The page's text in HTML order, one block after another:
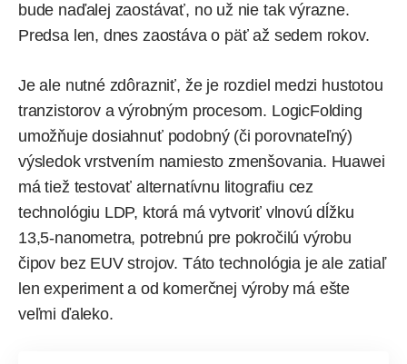
bude naďalej zaostávať, no už nie tak výrazne.
Predsa len, dnes zaostáva o päť až sedem rokov.
Je ale nutné zdôrazniť, že je rozdiel medzi hustotou
tranzistorov a výrobným procesom. LogicFolding
umožňuje dosiahnuť podobný (či porovnateľný)
výsledok vrstvením namiesto zmenšovania. Huawei
má tiež testovať alternatívnu litografiu cez
technológiu LDP, ktorá má vytvoriť vlnovú dĺžku
13,5-nanometra, potrebnú pre pokročilú výrobu
čipov bez EUV strojov. Táto technológia je ale zatiaľ
len experiment a od komerčnej výroby má ešte
veľmi ďaleko.